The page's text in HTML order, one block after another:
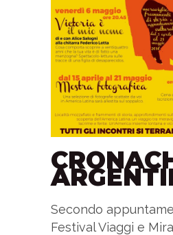
Secondo
Festival Viaggi e